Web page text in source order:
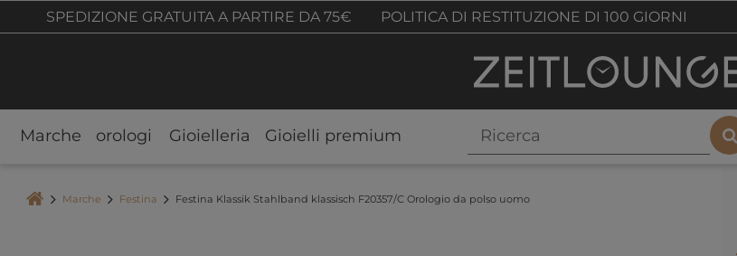
SPEDIZIONE GRATUITA A PARTIRE DA 75€ POLITICA DI RESTITUZIONE DI 100 GIORNI
Marche orologi Gioielleria Gioielli premium
Marche Festina Festina Klassik Stahlband klassisch F20357/C Orologio da polso uomo